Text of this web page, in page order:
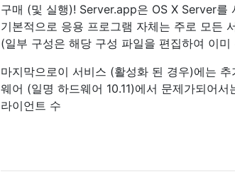
구매 (및 실행)! Server.app은 OS X Server를
기본적으로 응용 프로그램 자체는 주로 모든
(일부 구성은 해당 구성 파일을 편집하여 이
마지막으로이 서비스 (활성화 된 경우)에는
웨어 (일명 하드웨어 10.11)에서 문제가되어
라이언트 수